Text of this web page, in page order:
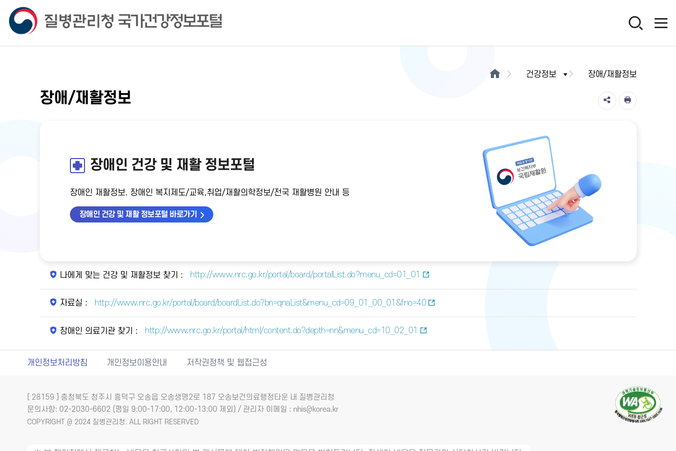
건강정보 장애/재활정보
장애/재활정보
장애인 건강 및 재활 정보포털
장애인 재활정보. 장애인 복지제도/교육,취업/재활의학정보/전국 재활병원 안내 등
장애인 건강 및 재활 정보포털 바로가기
나에게 맞는 건강 및 재활정보 찾기 : http://www.nrc.go.kr/portal/board/portalList.do?menu_cd=01_01
자료실 : http://www.nrc.go.kr/portal/board/boardList.do?bn=qnaList&menu_cd=09_01_00_01&fno=40
장애인 의료기관 찾기 : http://www.nrc.go.kr/portal/html/content.do?depth=nn&menu_cd=10_02_01
개인정보처리방침 개인정보이용안내 저작권정책 및 웹접근성
[ 28159 ] 충청북도 청주시 흥덕구 오송읍 오송생명2로 187 오송보건의료행정타운 내 질병관리청
문의사항: 02-2030-6602 (평일 9:00-17:00, 12:00-13:00 제외) / 관리자 이메일 : nhis@korea.kr
COPYRIGHT @ 2024 질병관리청. ALL RIGHT RESERVED